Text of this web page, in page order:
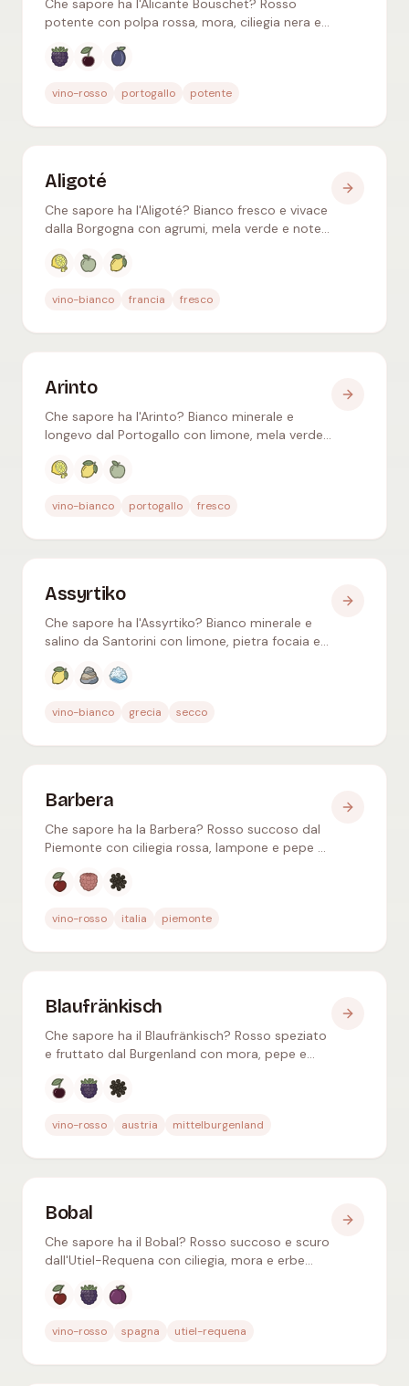
Che sapore ha l'Alicante Bouschet? Rosso
potente con polpa rossa, mora, ciliegia nera e
strutturato.
Aromi tipici
vino-rosso portogallo potente
Aligoté
Che sapore ha l'Aligoté? Bianco fresco e vivace
dalla Borgogna con agrumi, mela verde e note
ostriche.
Aromi tipici
vino-bianco francia fresco
Arinto
Che sapore ha l'Arinto? Bianco minerale e
longevo dal Portogallo con limone, mela verde
Aromi tipici
vino-bianco portogallo fresco
Assyrtiko
Che sapore ha l'Assyrtiko? Bianco minerale e
salino da Santorini con limone, pietra focaia e
Aromi tipici
vino-bianco grecia secco
Barbera
Che sapore ha la Barbera? Rosso succoso dal
Piemonte con ciliegia rossa, lampone e pepe –
pasta e pizza.
Aromi tipici
vino-rosso italia piemonte
Blaufränkisch
Che sapore ha il Blaufränkisch? Rosso speziato
e fruttato dal Burgenland con mora, pepe e
gulasch.
Aromi tipici
vino-rosso austria mittelburgenland
Bobal
Che sapore ha il Bobal? Rosso succoso e scuro
dall'Utiel-Requena con ciliegia, mora e erbe
come rosé fruttato.
Aromi tipici
vino-rosso spagna utiel-requena